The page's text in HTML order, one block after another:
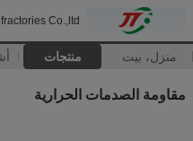
Co.,ltd
منزل، بيت منتجات
مقاومة الصدمات الحرارية